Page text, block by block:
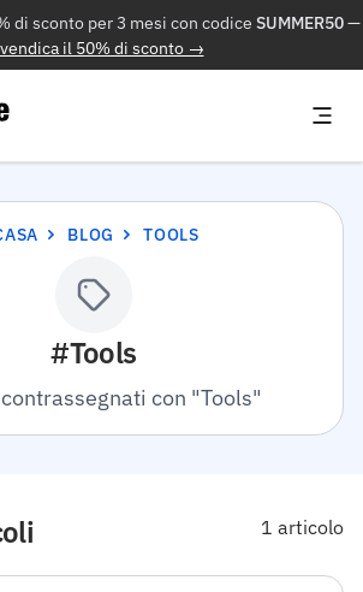
di sconto per 3 mesi con codice SUMMER50—
il 50% di sconto →
BLOG TOOLS
#Tools
con "Tools"
1 articolo